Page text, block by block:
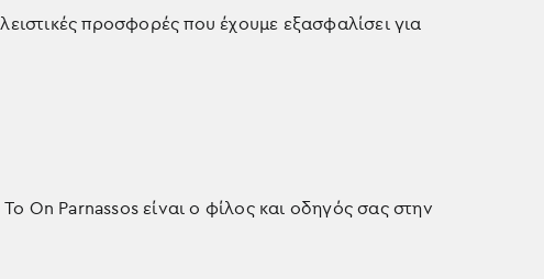
προσφορές που έχουμε εξασφαλίσει για
On Parnassos είναι ο φίλος και οδηγός σας στην